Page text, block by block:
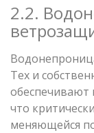
2.2.
Tex и
обеспечивают
что
меняющейся